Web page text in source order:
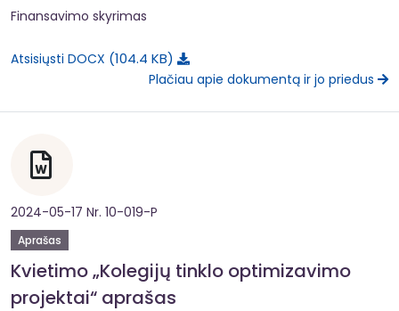
Finansavimo skyrimas
Atsisiųsti DOCX 104.4 KB
Plačiau apie dokumentą ir jo priedus
2024-05-17 Nr. 10-019-P
Aprašas
Kvietimo „Kolegijų tinklo optimizavimo
projektai“ aprašas